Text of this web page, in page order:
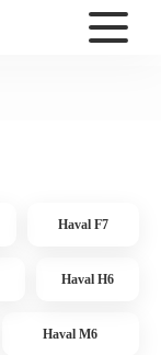
Haval F7
Haval H6
Haval M6